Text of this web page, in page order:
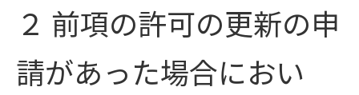
２ 前項の許可の更新の申
請があった場合におい